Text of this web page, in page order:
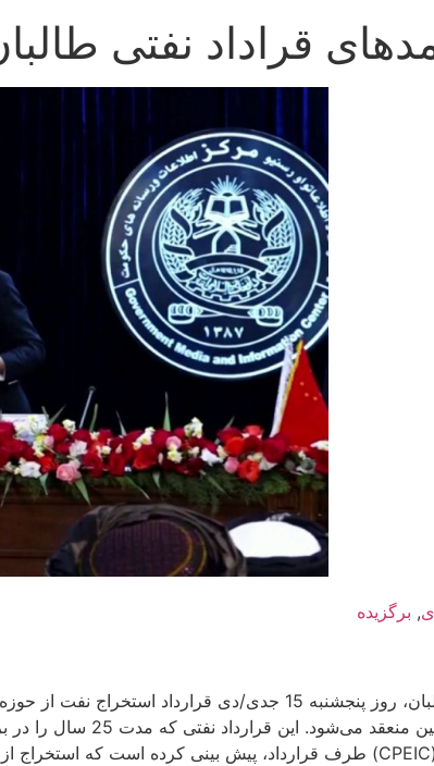
قراداد نفتی
, برگزیده
مقامات عالیرتبه دولت طالبان، روز پنجشنبه 15
طالبان است که